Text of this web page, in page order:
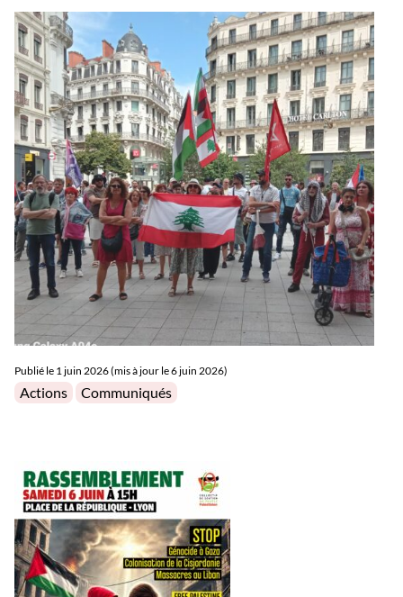
Publié le 1 juin 2026 (mis à jour le 6 juin 2026)
Posted in
Actions Communiqués